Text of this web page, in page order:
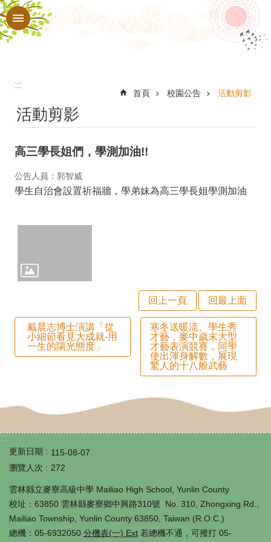
跳到主要內容區塊
進
認
校
行
政
區
政
填
報
系
統
:::
:::
首頁 校園公告 活動剪影
活動剪影
高三學長姐們，學測加油!!
公告人員：郭智威
學生自治會設置祈福牆，學弟妹為高三學長姐學測加油
回上一頁 回最上面
戴晨志博士演講「從
小細節看見大成就-用
一生的陽光態度」
寒冬送暖流、學生秀
才藝，麥中歲末大型
才藝表演競賽，同學
使出渾身解數，展現
驚人的十八般武藝
:::
更新日期
115-08-07
瀏覽人次
272
雲林縣立麥寮高級中學 Mailiao High School, Yunlin County
校址：63850 雲林縣麥寮鄉中興路310號 No. 310, Zhongxing Rd.,
Mailiao Township, Yunlin County 63850, Taiwan (R.O.C.)
總機：05-6932050 分機表(一) Ext 若總機不通，可撥打 05-